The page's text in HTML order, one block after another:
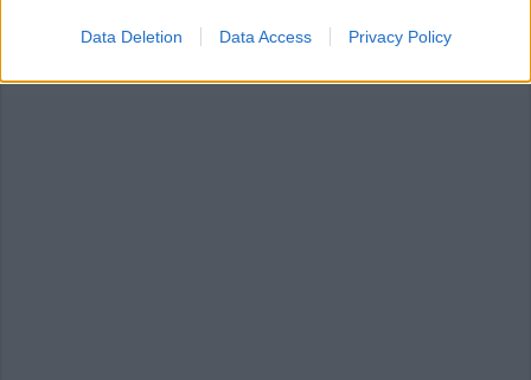
Data Deletion Data Access Privacy Policy